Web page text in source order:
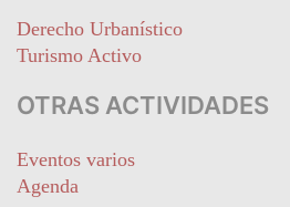
Derecho Urbanístico
Turismo Activo
OTRAS ACTIVIDADES
Eventos varios
Agenda